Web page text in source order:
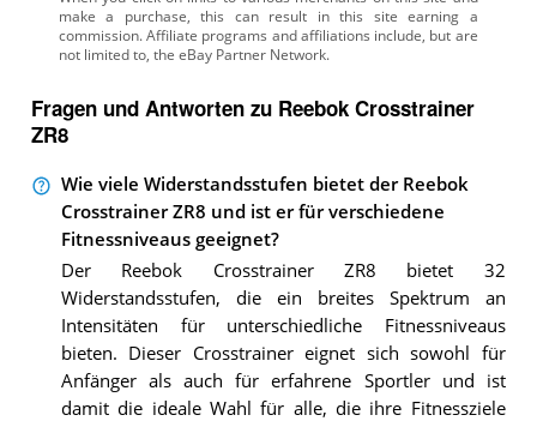
Fragen und Antworten zu Reebok Crosstrainer
ZR8
Wie viele Widerstandsstufen bietet der Reebok
Crosstrainer ZR8 und ist er für verschiedene
Fitnessniveaus geeignet?
Der Reebok Crosstrainer ZR8 bietet 32
Widerstandsstufen, die ein breites Spektrum an
Intensitäten für unterschiedliche Fitnessniveaus
bieten. Dieser Crosstrainer eignet sich sowohl für
Anfänger als auch für erfahrene Sportler und ist
damit die ideale Wahl für alle, die ihre Fitnessziele